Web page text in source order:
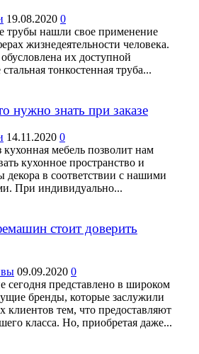
19.08.2020 0
трубы нашли свое применение
жизнедеятельности человека.
их доступной
тонкостенная труба...
нужно знать при заказе
14.11.2020 0
кухонная мебель позволит нам
кухонное пространство и
декора в соответствии с нашими
При индивидуально...
стоит доверить
09.09.2020 0
сегодня представлено в широком
бренды, которые заслужили
клиентов тем, что предоставляют
класса. Но, приобретая даже...